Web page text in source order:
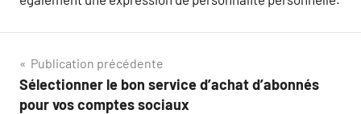
Navigation
de
Publication précédente
Sélectionner le bon service d’achat d’abonnés
pour vos comptes sociaux